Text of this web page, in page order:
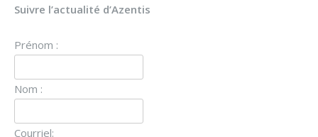
Suivre l’actualité d’Azentis
Prénom :
Nom :
Courriel: